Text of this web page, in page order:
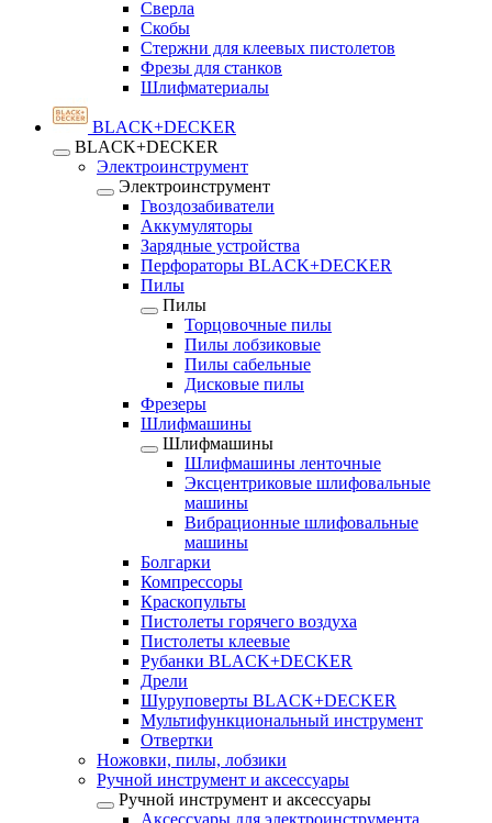
Сверла
Скобы
Стержни для клеевых пистолетов
Фрезы для станков
Шлифматериалы
BLACK+DECKER
BLACK+DECKER
Электроинструмент
Электроинструмент
Гвоздозабиватели
Аккумуляторы
Зарядные устройства
Перфораторы BLACK+DECKER
Пилы
Пилы
Торцовочные пилы
Пилы лобзиковые
Пилы сабельные
Дисковые пилы
Фрезеры
Шлифмашины
Шлифмашины
Шлифмашины ленточные
Эксцентриковые шлифовальные
машины
Вибрационные шлифовальные
машины
Болгарки
Компрессоры
Краскопульты
Пистолеты горячего воздуха
Пистолеты клеевые
Рубанки BLACK+DECKER
Дрели
Шуруповерты BLACK+DECKER
Мультифункциональный инструмент
Отвертки
Ножовки, пилы, лобзики
Ручной инструмент и аксессуары
Ручной инструмент и аксессуары
Аксессуары для электроинструмента